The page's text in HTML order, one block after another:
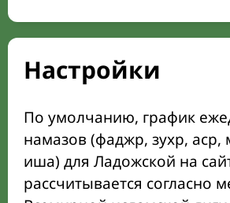
Настройки
По умолчанию, график
намазов (фаджр, зухр, аср,
иша) для Ладожской на
рассчитывается согласно